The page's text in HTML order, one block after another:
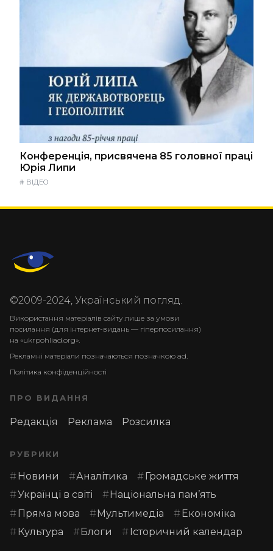
Конференція, присвячена 85 головної праці
Юрія Липи
# ВІДЕО
©2009-2024, Український погляд.
Використання матеріалів сайту лише за умови
посилання (для інтернет-видань — гіперпосилання)
на «ukrpohliad.org».
Рекламні матеріали позначаються позначкою ad.
Політика конфіденційності
ПРО ВИДАННЯ
Редакція Реклама Розсилка
РУБРИКИ
Новини Аналітика
Громадське життя
Українці в світі
Національна пам’ять
Пряма мова
Мультимедіа
Економіка
Культура
Блоги Історичний календар